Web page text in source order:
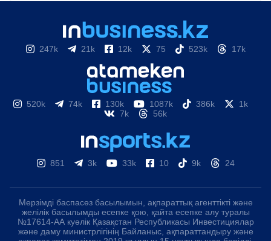
247k 21k 12k 75 523k 17k
520k 74k 130k 1087k 386k
1k
7k
56k
851 3k 33k 10 9k 24
Мерзімді баспасөз басылымын, ақпараттық агенттікті және
желілік басылымды есепке қою, қайта есепке алу туралы
№17614-АА куәлік Қазақстан Республикасы Инвестициялар
және даму министрлігінің Байланыс, ақпараттандыру және